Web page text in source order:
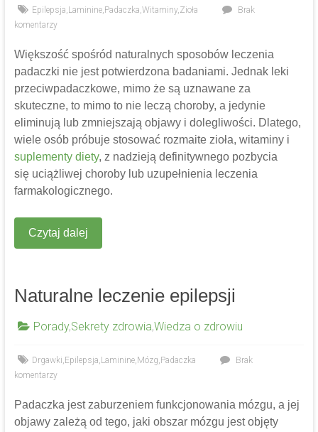
Epilepsja, Laminine, Padaczka,Witaminy,Zioła
Brak
komentarzy
Większość spośród naturalnych sposobów leczenia
padaczki nie jest potwierdzona badaniami. Jednak leki
przeciwpadaczkowe, mimo że są uznawane za
skuteczne, to mimo to nie leczą choroby, a jedynie
eliminują lub zmniejszają objawy i dolegliwości. Dlatego,
wiele osób próbuje stosować rozmaite zioła, witaminy i
suplementy diety, z nadzieją definitywnego pozbycia
się uciążliwej choroby lub uzupełnienia leczenia
farmakologicznego.
Czytaj dalej
Naturalne leczenie epilepsji
Porady,Sekrety zdrowia,Wiedza o zdrowiu
Drgawki, Epilepsja, Laminine, Mózg, Padaczka
Brak
komentarzy
Padaczka jest zaburzeniem funkcjonowania mózgu, a jej
objawy zależą od tego, jaki obszar mózgu jest objęty